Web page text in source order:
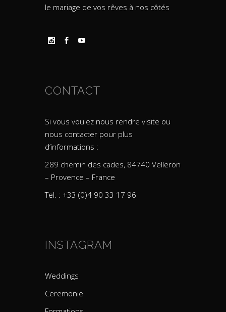
le mariage de vos rêves à nos côtés
CONTACT
Si vous voulez nous rendre visite ou
nous contacter pour plus
d’informations :
289 chemin des cades, 84740 Velleron
– Provence – France
Tel. : +33 (0)4 90 33 17 96
INSTAGRAM
Weddings
Ceremonie